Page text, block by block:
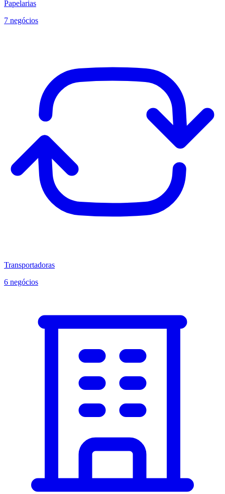
Papelarias
7 negócios
Transportadoras
6 negócios